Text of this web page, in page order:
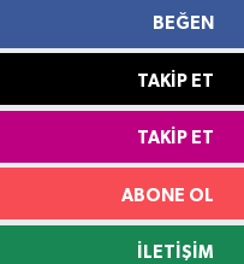
BEĞEN
TAKIP ET
TAKIP ET
ABONE OL
İLETIŞIM